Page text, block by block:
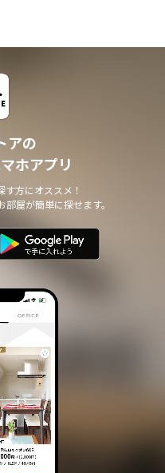
アの
ホアプリ
方にオススメ！
屋が簡単に探せます。